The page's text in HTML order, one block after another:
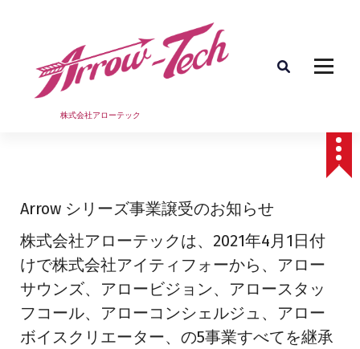
株式会社アローテック
Arrow シリーズ事業譲受のお知らせ
株式会社アローテックは、2021年4月1日付
けで株式会社アイティフォーから、アロー
サウンズ、アロービジョン、アロースタッ
フコール、アローコンシェルジュ、アロー
ボイスクリエーター、の5事業すべてを継承